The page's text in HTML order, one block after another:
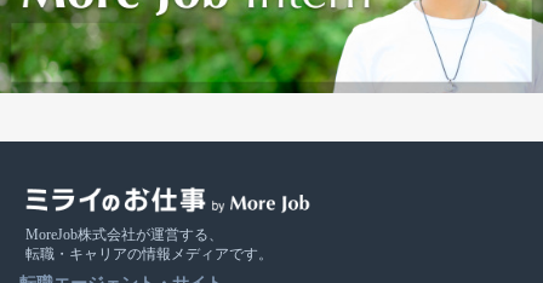
MoreJob株式会社が運営する、
転職・キャリアの情報メディアです。